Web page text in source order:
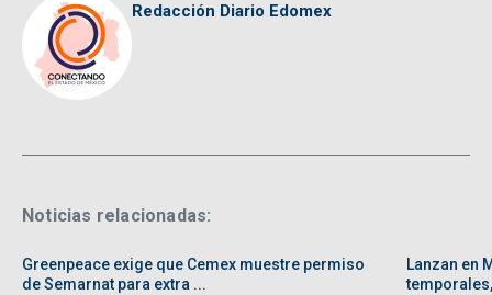
Redacción Diario Edomex
Noticias relacionadas:
Greenpeace exige que Cemex muestre permiso
de Semarnat para extra ...
Lanzan en